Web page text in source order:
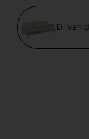
Diivanid